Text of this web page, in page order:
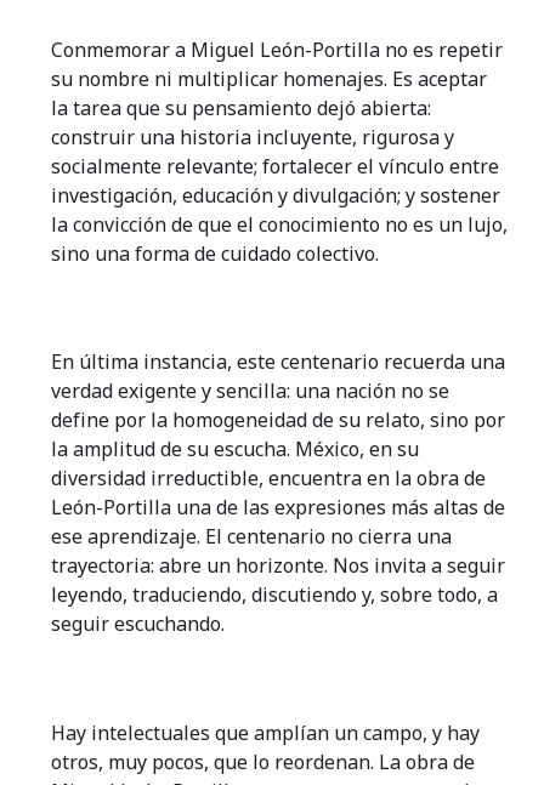
Conmemorar a Miguel León-Portilla no es repetir
su nombre ni multiplicar homenajes. Es aceptar
la tarea que su pensamiento dejó abierta:
construir una historia incluyente, rigurosa y
socialmente relevante; fortalecer el vínculo entre
investigación, educación y divulgación; y sostener
la convicción de que el conocimiento no es un lujo,
sino una forma de cuidado colectivo.
En última instancia, este centenario recuerda una
verdad exigente y sencilla: una nación no se
define por la homogeneidad de su relato, sino por
la amplitud de su escucha. México, en su
diversidad irreductible, encuentra en la obra de
León-Portilla una de las expresiones más altas de
ese aprendizaje. El centenario no cierra una
trayectoria: abre un horizonte. Nos invita a seguir
leyendo, traduciendo, discutiendo y, sobre todo, a
seguir escuchando.
Hay intelectuales que amplían un campo, y hay
otros, muy pocos, que lo reordenan. La obra de